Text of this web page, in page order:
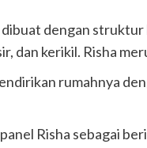
dibuat dengan
dan kerikil. Risha
rumahnya
Risha sebagai